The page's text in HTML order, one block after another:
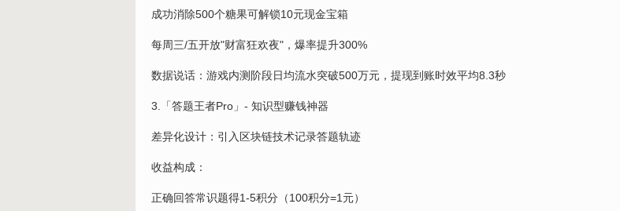
成功消除500个糖果可解锁10元现金宝箱
每周三/五开放"财富狂欢夜"，爆率提升300%
数据说话：游戏内测阶段日均流水突破500万元，提现到账时效平均8.3秒
3.「答题王者Pro」- 知识型赚钱神器
差异化设计：引入区块链技术记录答题轨迹
收益构成：
正确回答常识题得1-5积分（100积分=1元）